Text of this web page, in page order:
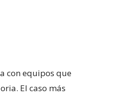
con equipos que
El caso más